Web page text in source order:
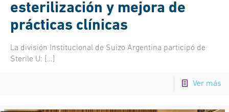
esterilización y mejora de
prácticas clínicas
La división Institucional de Suizo Argentina participó de
Sterile U: […]
Ver más